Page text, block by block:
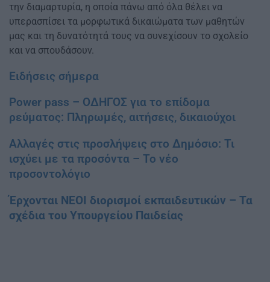
την διαμαρτυρία, η οποία πάνω από όλα θέλει να
υπερασπίσει τα μορφωτικά δικαιώματα των μαθητών
μας και τη δυνατότητά τους να συνεχίσουν το σχολείο
και να σπουδάσουν.
Ειδήσεις σήμερα
Power pass – ΟΔΗΓΟΣ για το επίδομα
ρεύματος: Πληρωμές, αιτήσεις, δικαιούχοι
Αλλαγές στις προσλήψεις στο Δημόσιο: Τι
ισχύει με τα προσόντα – Το νέο
προσοντολόγιο
Έρχονται ΝΕΟΙ διορισμοί εκπαιδευτικών – Τα
σχέδια του Υπουργείου Παιδείας